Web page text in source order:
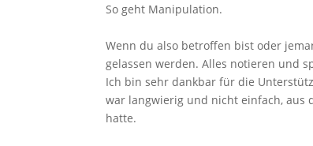
So geht Manipulation.
Wenn du also betroffen bist oder
gelassen werden. Alles notieren und
Ich bin sehr dankbar für die
war langwierig und nicht einfach, aus
hatte.